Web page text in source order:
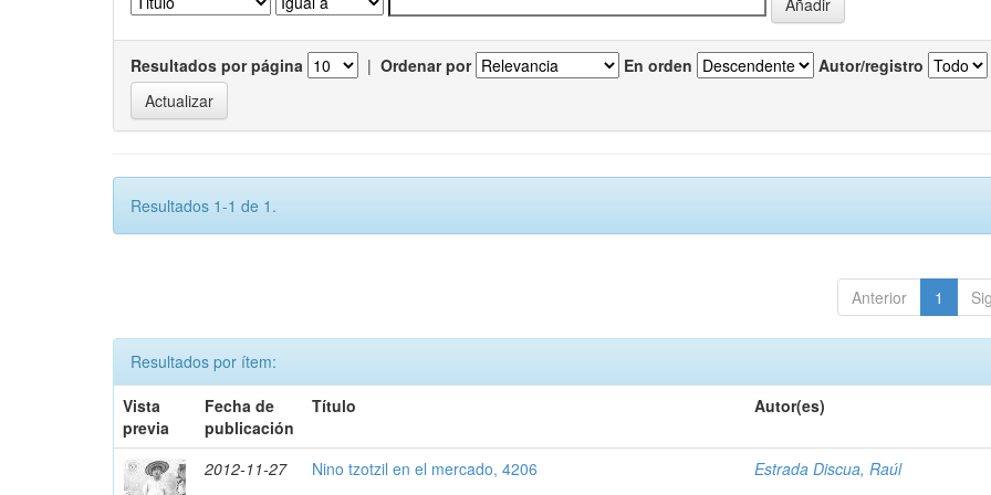
Resultados por página | Ordenar por En orden Autor/registro
Resultados 1-1 de 1.
Anterior 1
Resultados por ítem:
Vista
previa
Fecha de
publicación
Título Autor(es)
2012-11-27 Nino tzotzil en el mercado, 4206 Estrada Discua, Raúl